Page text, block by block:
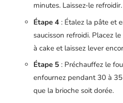
minutes. Laissez-le refroidir.
Étape 4 : Étalez la pâte et
saucisson refroidi. Placez
à cake et laissez lever
Étape 5 : Préchauffez le
enfournez pendant 30 à 35
que la brioche soit dorée.